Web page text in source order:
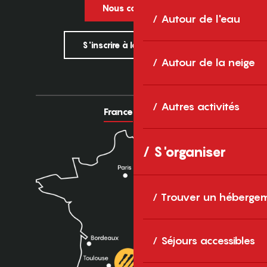
Autour de l'eau
Autour de la neige
Autres activités
S'organiser
Trouver un
Séjours accessibles
Nous contacter
S'inscrire à la newsletter
France Europe